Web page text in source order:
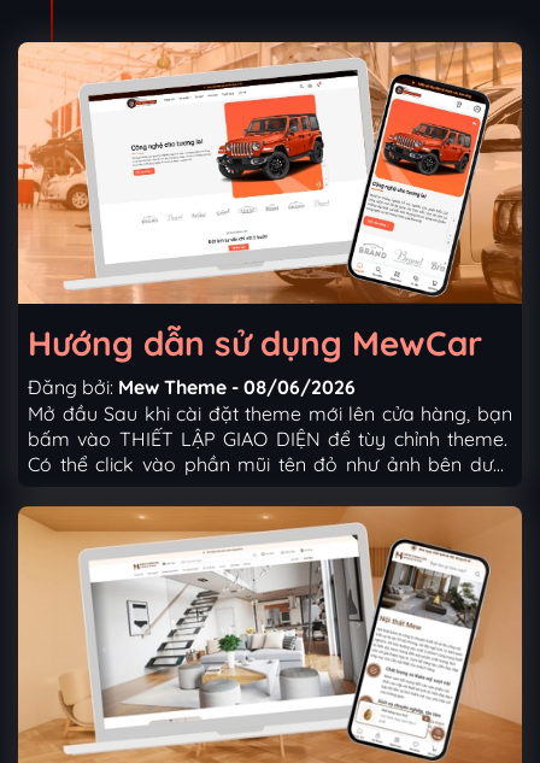
Hướng dẫn sử dụng MewCar
Đăng bởi: Mew Theme - 08/06/2026
Mở đầu Sau khi cài đặt theme mới lên cửa hàng, bạn
bấm vào THIẾT LẬP GIAO DIỆN để tùy chỉnh theme.
Có thể click vào phần mũi tên đỏ như ảnh bên dưới:
chung Up ảnh đại diện website (favicon). (Kích thước
tiêu chuẩn là bội số của 48 - tối thiểu 48x48px) Các
màu chủ đạo và cơ bản xuyên suốt giao diện Chọn số
dòng tiêu đề Thông tin liên hệ hotline, fanpage, zalo
Chọn nền, icon background trang trí dưới head 2. Thiết
lập app Haravan - Trong mục DÙNG HARAVAN APP:
bật để chạy thư viện...